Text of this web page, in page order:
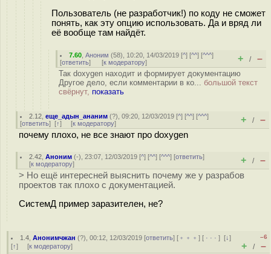
Пользователь (не разработчик!) по коду не сможет
понять, как эту опцию использовать. Да и вряд ли
её вообще там найдёт.
7.60 ,Аноним (58), 10:20, 14/03/2019 [^] [^^] [^^^]
[ответить] [к модератору] + / –
Так doxygen находит и формирует документацию
Другое дело, если комментарии в ко... большой текст
свёрнут, показать
2.12 ,еще_адын_ананим (?), 09:20, 12/03/2019 [^] [^^] [^^^]
[ответить] [↑] [к модератору] + / –
почему плохо, не все знают про doxygen
2.42 ,Аноним (-), 23:07, 12/03/2019 [^] [^^] [^^^] [ответить]
[к модератору] + / –
> Но ещё интересней выяснить почему же у разрабов
проектов так плохо с документацией.
СистемД пример заразителен, не?
1.4 ,Анонимчжан (?), 00:12, 12/03/2019 [ответить] [ ﹢﹢﹢] [ · · ·][↓]
[↑] [к модератору]
–6
+ / –